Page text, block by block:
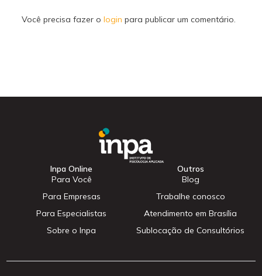
Você precisa fazer o login para publicar um comentário.
Inpa Online
Para Você
Para Empresas
Para Especialistas
Sobre o Inpa
Outros
Blog
Trabalhe conosco
Atendimento em Brasília
Sublocação de Consultórios